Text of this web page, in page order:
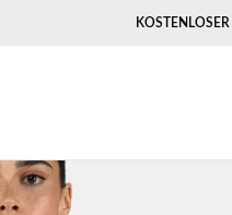
KOSTENLOSER